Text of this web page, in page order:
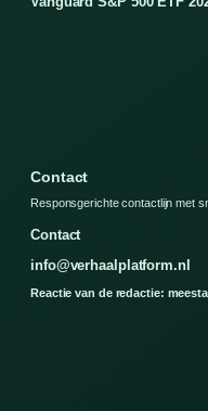
Contact
Responsgerichte contactlijn met
Contact
info@verhaalplatform.nl
Reactie van de redactie: